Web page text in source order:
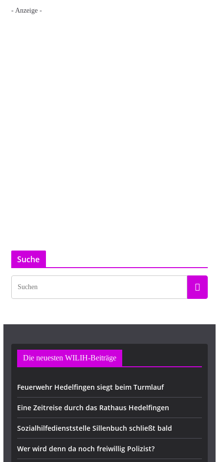
- Anzeige -
Suche
Die neuesten WILIH-Beiträge
Feuerwehr Hedelfingen siegt beim Turmlauf
Eine Zeitreise durch das Rathaus Hedelfingen
Sozialhilfedienststelle Sillenbuch schließt bald
Wer wird denn da noch freiwillig Polizist?